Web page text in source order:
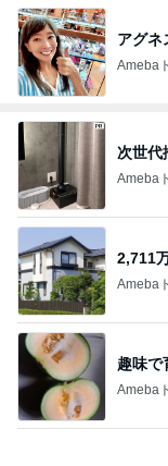
アグネ
Ameba
次世代
Ameba
2,711
Ameba
趣味で
Ameba